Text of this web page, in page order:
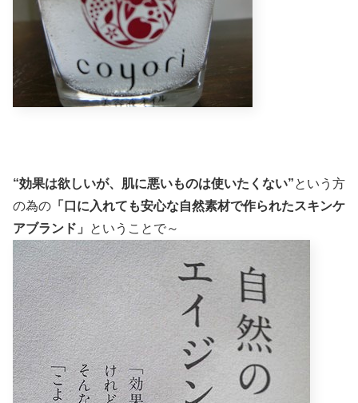
“効果は欲しいが、肌に悪いものは使いたくない”という方
の為の 「口に入れても安心な自然素材で作られたスキンケ
アブランド」
ということで～